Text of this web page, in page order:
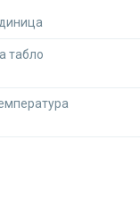
месте, не
+7 (495) 792-19-94
табло